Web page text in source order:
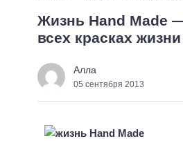
Жизнь Hand Made
всех красках жизни
Алла
05 сентября 2013